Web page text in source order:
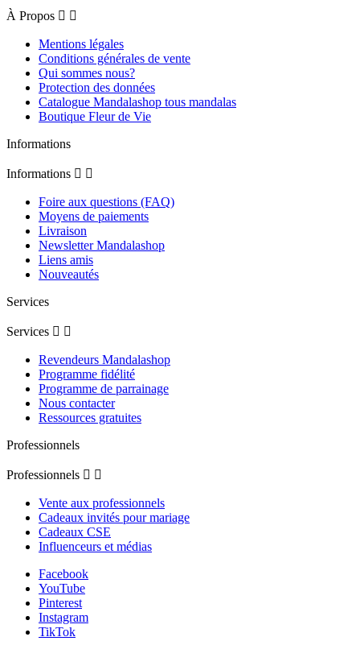
À Propos  
Mentions légales
Conditions générales de vente
Qui sommes nous?
Protection des données
Catalogue Mandalashop tous mandalas
Boutique Fleur de Vie
Informations
Informations  
Foire aux questions (FAQ)
Moyens de paiements
Livraison
Newsletter Mandalashop
Liens amis
Nouveautés
Services
Services  
Revendeurs Mandalashop
Programme fidélité
Programme de parrainage
Nous contacter
Ressources gratuites
Professionnels
Professionnels  
Vente aux professionnels
Cadeaux invités pour mariage
Cadeaux CSE
Influenceurs et médias
Facebook
YouTube
Pinterest
Instagram
TikTok